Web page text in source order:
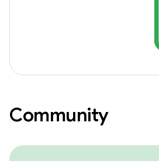
Community